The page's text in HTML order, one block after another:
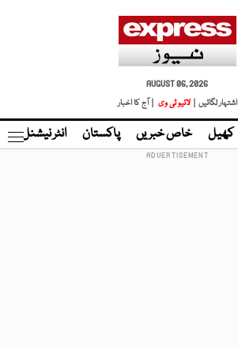
AUGUST 06, 2026
اشتہار لگائیں |
لائیو ٹی وی | آج کا اخبار
کھیل خاص خبریں پاکستان انٹر نیشنل